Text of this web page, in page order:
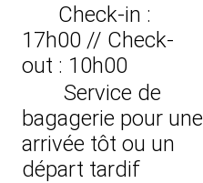
Check-in :
17h00 // Check-
out : 10h00
Service de
bagagerie pour une
arrivée tôt ou un
départ tardif